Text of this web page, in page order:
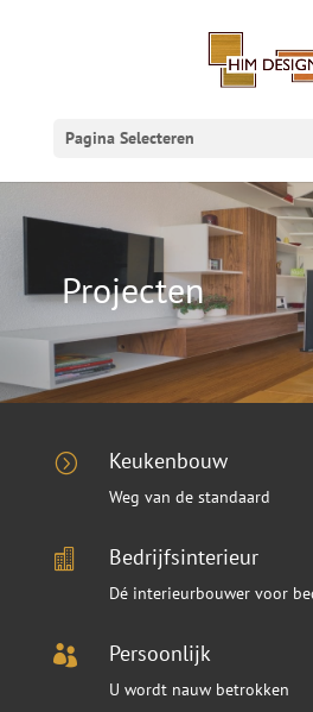
Pagina Selecteren
Projecten
= Keukenbouw
Weg van de standaard
 Bedrijfsinterieur
Dé interieurbouwer voor
 Persoonlijk
U wordt nauw betrokken